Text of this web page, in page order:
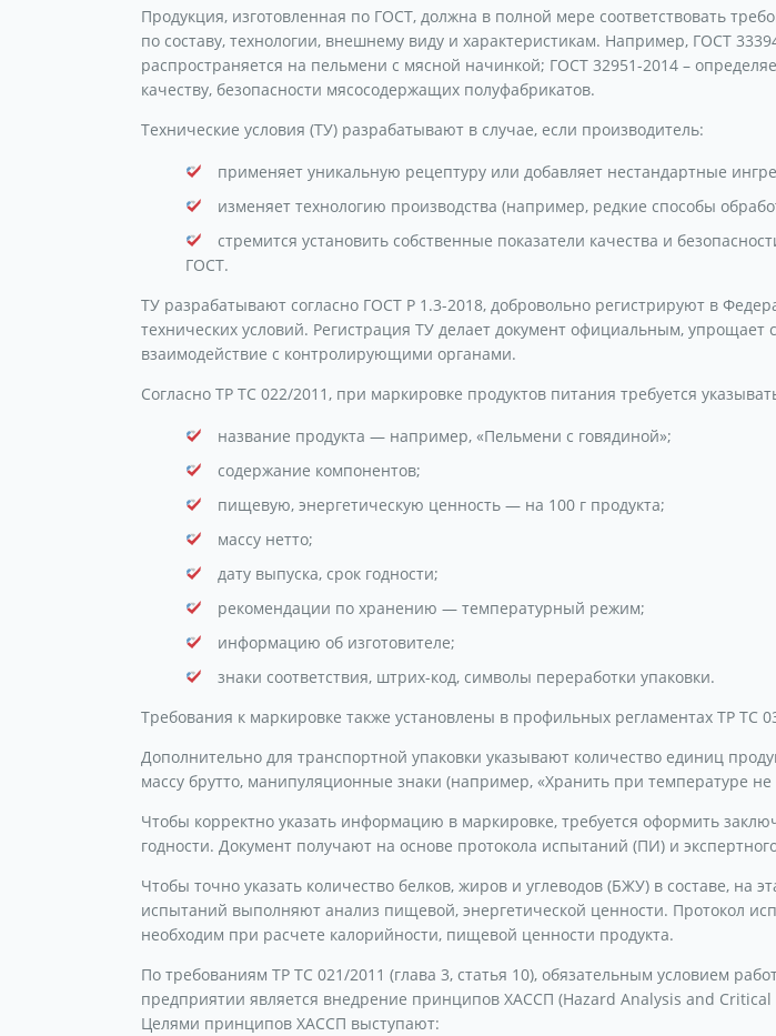
Продукция, изготовленная по ГОСТ, должна в полной мере соответствовать
по составу, технологии, внешнему виду и характеристикам. Например, ГОСТ
распространяется на пельмени с мясной начинкой; ГОСТ 32951-2014 –
качеству, безопасности мясосодержащих полуфабрикатов.
Технические условия (ТУ) разрабатывают в случае, если производитель:
применяет уникальную рецептуру или добавляет нестандартные
изменяет технологию производства (например, редкие способы
стремится установить собственные показатели качества и
ГОСТ.
ТУ разрабатывают согласно ГОСТ Р 1.3-2018, добровольно регистрируют в
технических условий. Регистрация ТУ делает документ официальным, упрощает
взаимодействие с контролирующими органами.
Согласно ТР ТС 022/2011, при маркировке продуктов питания требуется
название продукта — например, «Пельмени с говядиной»;
содержание компонентов;
пищевую, энергетическую ценность — на 100 г продукта;
массу нетто;
дату выпуска, срок годности;
рекомендации по хранению — температурный режим;
информацию об изготовителе;
знаки соответствия, штрих-код, символы переработки упаковки.
Требования к маркировке также установлены в профильных регламентах ТР ТС
Дополнительно для транспортной упаковки указывают количество единиц
массу брутто, манипуляционные знаки (например, «Хранить при температуре
Чтобы корректно указать информацию в маркировке, требуется оформить
годности. Документ получают на основе протокола испытаний (ПИ) и
Чтобы точно указать количество белков, жиров и углеводов (БЖУ) в составе, на
испытаний выполняют анализ пищевой, энергетической ценности. Протокол
необходим при расчете калорийности, пищевой ценности продукта.
По требованиям ТР ТС 021/2011 (глава 3, статья 10), обязательным условием
предприятии является внедрение принципов ХАССП (Hazard Analysis and Critical
Целями принципов ХАССП выступают: